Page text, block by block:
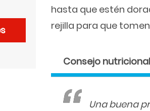
hasta que estén
rejilla para que
Consejo nutricional
Una buena